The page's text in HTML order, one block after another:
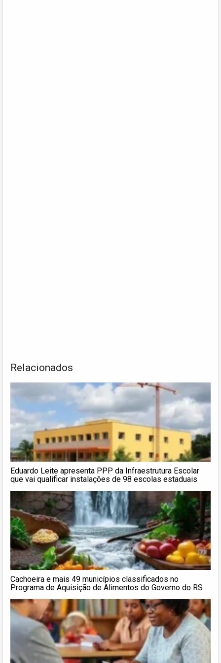
Relacionados
Eduardo Leite apresenta PPP da Infraestrutura Escolar
que vai qualificar instalações de 98 escolas estaduais
Cachoeira e mais 49 municípios classificados no
Programa de Aquisição de Alimentos do Governo do RS